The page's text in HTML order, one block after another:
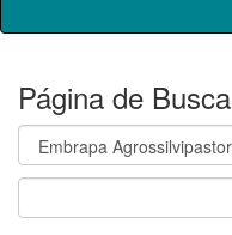
Página de Busca